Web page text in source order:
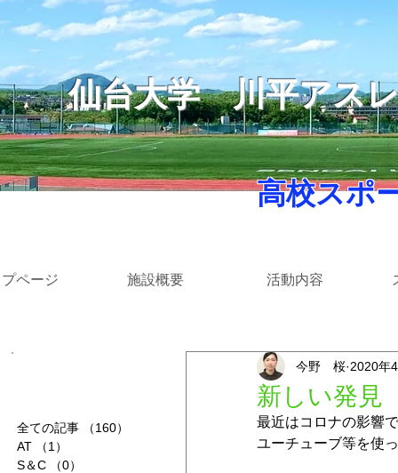
仙台大学川平アス
高校スポ
ページ 施設概要 活動内容
全ての記事 （160）
AT
（1）
S＆C
（0）
新しい発見
今野 桜 2020年
最近はコロナの影響
ユーチューブ等を使